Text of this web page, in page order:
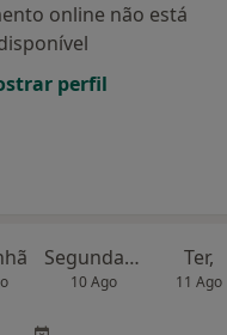
online não está
perfil
Segunda-feira
10 Ago
Ter,
11 Ago